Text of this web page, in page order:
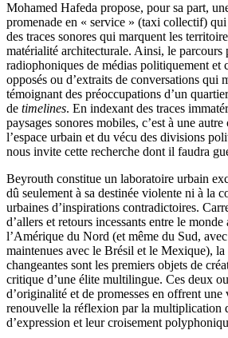
Mohamed Hafeda propose, pour sa part,
promenade en « service » (taxi collectif)
des traces sonores qui marquent les
matérialité architecturale. Ainsi, le parcours
radiophoniques de médias politiquement et
opposés ou d’extraits de conversations qui
témoignant des préoccupations d’un
de timelines. En indexant des traces
paysages sonores mobiles, c’est à une
l’espace urbain et du vécu des divisions
nous invite cette recherche dont il faudra
Beyrouth constitue un laboratoire urbain
dû seulement à sa destinée violente ni à la
urbaines d’inspirations contradictoires.
d’allers et retours incessants entre le monde
l’Amérique du Nord (et même du Sud,
maintenues avec le Brésil et le Mexique),
changeantes sont les premiers objets de
critique d’une élite multilingue. Ces deux
d’originalité et de promesses en offrent
renouvelle la réflexion par la multiplication
d’expression et leur croisement